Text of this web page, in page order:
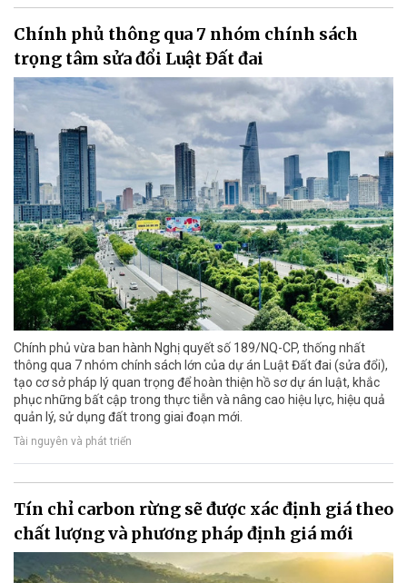
Chính phủ thông qua 7 nhóm chính sách
trọng tâm sửa đổi Luật Đất đai
Chính phủ vừa ban hành Nghị quyết số 189/NQ-CP, thống nhất
thông qua 7 nhóm chính sách lớn của dự án Luật Đất đai (sửa đổi),
tạo cơ sở pháp lý quan trọng để hoàn thiện hồ sơ dự án luật, khắc
phục những bất cập trong thực tiễn và nâng cao hiệu lực, hiệu quả
quản lý, sử dụng đất trong giai đoạn mới.
Tài nguyên và phát triển
Tín chỉ carbon rừng sẽ được xác định giá theo
chất lượng và phương pháp định giá mới